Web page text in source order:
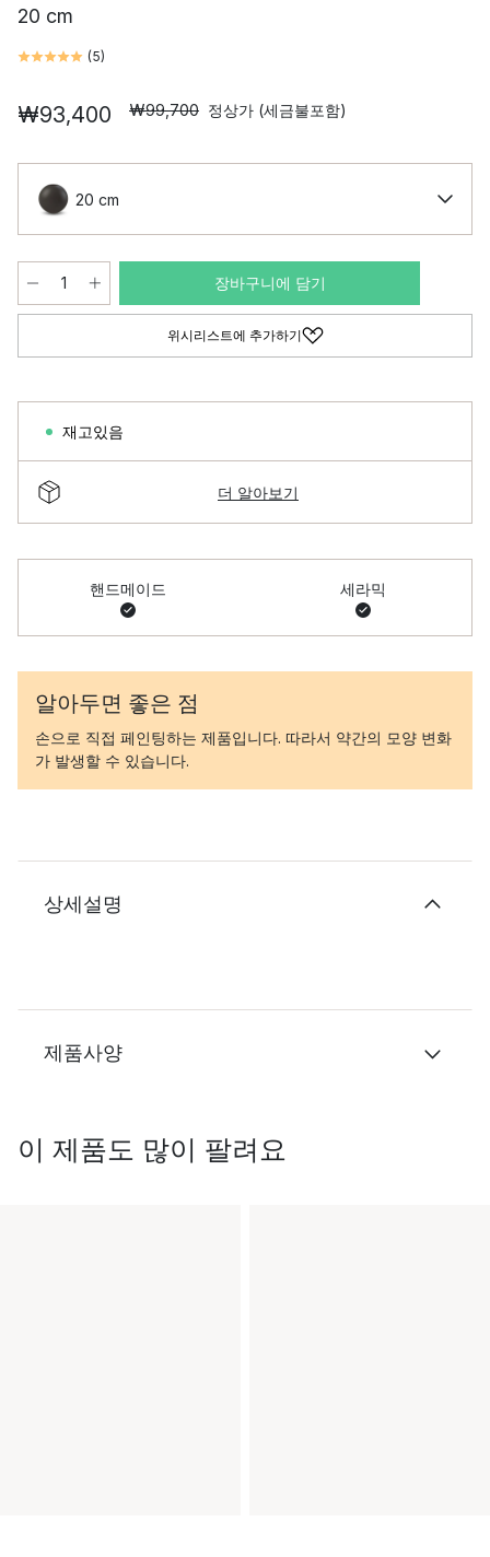
20 cm
(5)
₩93,400 ₩99,700 정상가 (세금불포함)
20 cm
장바구니에 담기
위시리스트에 추가하기
재고있음
더 알아보기
핸드메이드 세라믹
알아두면 좋은 점
손으로 직접 페인팅하는 제품입니다. 따라서 약간의 모양 변화
가 발생할 수 있습니다.
상세설명
제품사양
이 제품도 많이 팔려요